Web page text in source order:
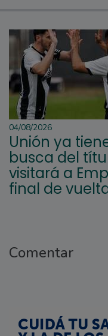
04/08/2026
Unión ya
busca del
visitará a
final de
Comentar